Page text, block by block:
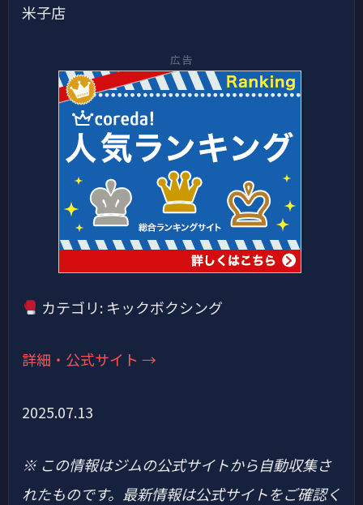
米子店
広告
カテゴリ: キックボクシング
詳細・公式サイト →
2025.07.13
※ この情報はジムの公式サイトから自動収集さ
れたものです。最新情報は公式サイトをご確認く